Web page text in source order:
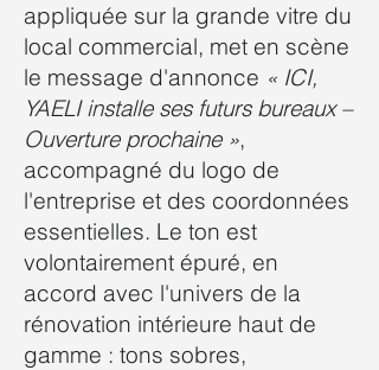
appliquée sur la grande vitre du
local commercial, met en scène
le message d'annonce « ICI,
YAELI installe ses futurs bureaux –
Ouverture prochaine »,
accompagné du logo de
l'entreprise et des coordonnées
essentielles. Le ton est
volontairement épuré, en
accord avec l'univers de la
rénovation intérieure haut de
gamme : tons sobres,